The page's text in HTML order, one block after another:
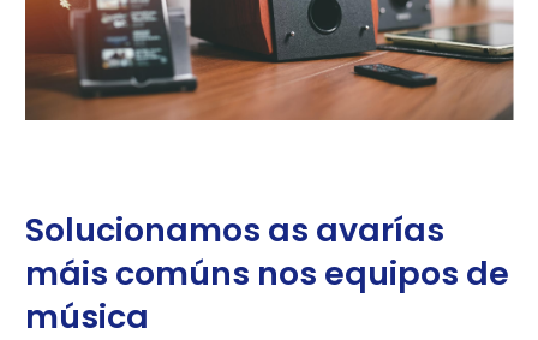
Solucionamos as avarías
máis comúns nos equipos de
música